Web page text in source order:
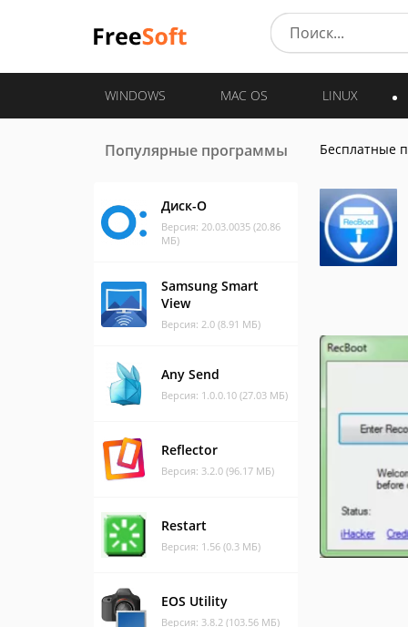
WINDOWS MAC OS LINUX
Популярные программы
Диск-О
Версия: 20.03.0035 (20.86
МБ)
Samsung Smart
View
Версия: 2.0 (8.91 МБ)
Any Send
Версия: 1.0.0.10 (27.03 МБ)
Reflector
Версия: 3.2.0 (96.17 МБ)
Restart
Версия: 1.56 (0.3 МБ)
EOS Utility
Версия: 3.8.2 (103.56 МБ)
Бесплатные